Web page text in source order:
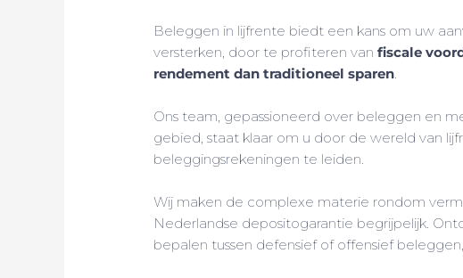
Beleggen in lijfrente biedt een kans om uw
versterken, door te profiteren vanfiscale
rendement dan traditioneel sparen.
Ons team, gepassioneerd over beleggen en
gebied, staat klaar om u door de wereld van
beleggingsrekeningen te leiden.
Wij maken de complexe materie rondom
Nederlandse depositogarantie begrijpelijk.
bepalen tussen defensief of offensief